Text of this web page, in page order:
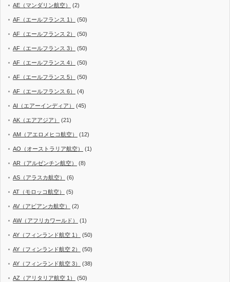
AE（マンダリン航空） (2)
AF（エールフランス 1） (50)
AF（エールフランス 2） (50)
AF（エールフランス 3） (50)
AF（エールフランス 4） (50)
AF（エールフランス 5） (50)
AF（エールフランス 6） (4)
AI（エアーインディア） (45)
AK（エアアジア） (21)
AM（アエロメヒコ航空） (12)
AO（オーストラリア航空） (1)
AR（アルゼンチン航空） (8)
AS（アラスカ航空） (6)
AT（モロッコ航空） (5)
AV（アビアンカ航空） (2)
AW（アフリカワールド） (1)
AY（フィンランド航空 1） (50)
AY（フィンランド航空 2） (50)
AY（フィンランド航空 3） (38)
AZ（アリタリア航空 1） (50)